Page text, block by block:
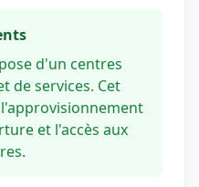
d'un centres
de services. Cet
et l'accès aux